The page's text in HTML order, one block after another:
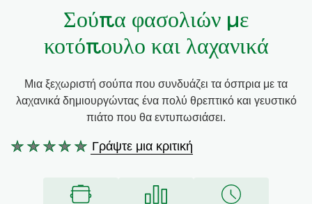
Συνταγές από την Μαργαρίτα Νικολαΐδη
Σούπα φασολιών με
κοτόπουλο και λαχανικά
Μια ξεχωριστή σούπα που συνδυάζει τα όσπρια με τα
λαχανικά δημιουργώντας ένα πολύ θρεπτικό και γευστικό
πιάτο που θα εντυπωσιάσει.
Δεν
αξιολογήσεις
Γράψτε μια κριτική